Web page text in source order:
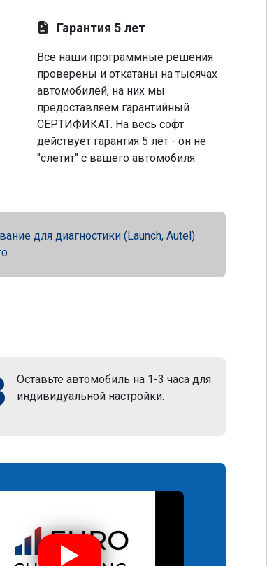
Гарантия 5 лет
Все наши программные решения
проверены и откатаны на тысячах
автомобилей, на них мы
предоставляем гарантийный
СЕРТИФИКАТ. На весь софт
действует гарантия 5 лет - он не
"слетит" с вашего автомобиля.
для диагностики (Launch, Autel)
Оставьте автомобиль на 1-3 часа для
индивидуальной настройки.